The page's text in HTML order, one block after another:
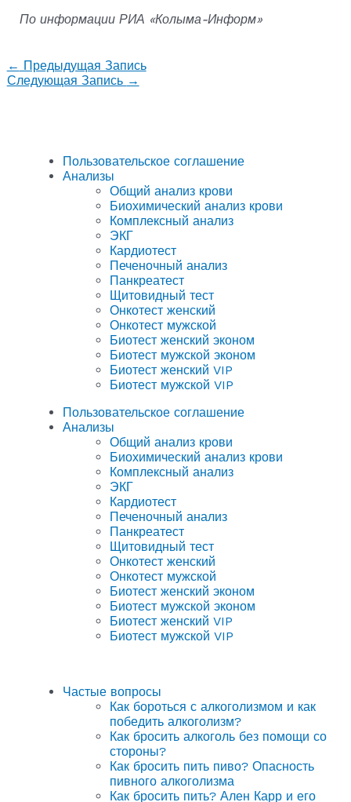
По информации РИА «Колыма-Информ»
← Предыдущая Запись
Следующая Запись →
Пользовательское соглашение
Анализы
Общий анализ крови
Биохимический анализ крови
Комплексный анализ
ЭКГ
Кардиотест
Печеночный анализ
Панкреатест
Щитовидный тест
Онкотест женский
Онкотест мужской
Биотест женский эконом
Биотест мужской эконом
Биотест женский VIP
Биотест мужской VIP
Пользовательское соглашение
Анализы
Общий анализ крови
Биохимический анализ крови
Комплексный анализ
ЭКГ
Кардиотест
Печеночный анализ
Панкреатест
Щитовидный тест
Онкотест женский
Онкотест мужской
Биотест женский эконом
Биотест мужской эконом
Биотест женский VIP
Биотест мужской VIP
Частые вопросы
Как бороться с алкоголизмом и как
победить алкоголизм?
Как бросить алкоголь без помощи со
стороны?
Как бросить пить пиво? Опасность
пивного алкоголизма
Как бросить пить? Ален Карр и его